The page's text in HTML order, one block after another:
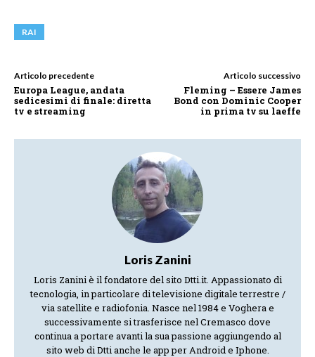
RAI
Articolo precedente
Europa League, andata
sedicesimi di finale: diretta
tv e streaming
Articolo successivo
Fleming – Essere James
Bond con Dominic Cooper
in prima tv su laeffe
Loris Zanini
Loris Zanini è il fondatore del sito Dtti.it. Appassionato di
tecnologia, in particolare di televisione digitale terrestre /
via satellite e radiofonia. Nasce nel 1984 e Voghera e
successivamente si trasferisce nel Cremasco dove
continua a portare avanti la sua passione aggiungendo al
sito web di Dtti anche le app per Android e Iphone.